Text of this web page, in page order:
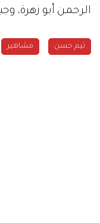
الرحمن أبو زهرة،
تيم حسن مشاهير